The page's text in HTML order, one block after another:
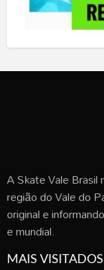
A Skate Vale Brasil
região do Vale do
original e
e mundial.
MAIS VISITADOS